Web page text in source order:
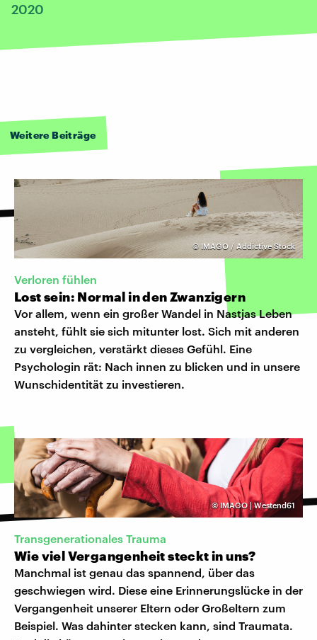
2020
Weitere Beiträge
© IMAGO / Addictive Stock
Verloren fühlen
Lost sein: Normal in den Zwanzigern
Vor allem, wenn ein großer Wandel in Nastjas Leben
ansteht, fühlt sie sich mitunter lost. Sich mit anderen
zu vergleichen, verstärkt dieses Gefühl. Eine
Psychologin rät: Nach innen zu blicken und in unsere
Wunschidentität zu investieren.
©IMAGO | Westend61
Transgenerationales Trauma
Wie viel Vergangenheit steckt in uns?
Manchmal ist genau das spannend, über das
geschwiegen wird. Diese eine Erinnerungslücke in der
Vergangenheit unserer Eltern oder Großeltern zum
Beispiel. Was dahinter stecken kann, sind Traumata.